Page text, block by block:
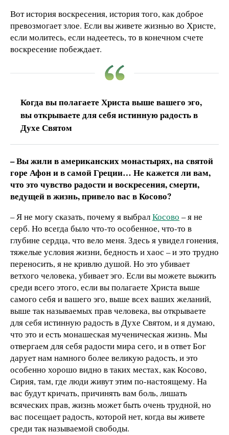
Вот история воскресения, история того, как доброе
превозмогает злое. Если вы живете жизнью во Христе,
если молитесь, если надеетесь, то в конечном счете
воскресение побеждает.
Когда вы полагаете Христа выше вашего эго,
вы открываете для себя истинную радость в
Духе Святом
– Вы жили в американских монастырях, на святой
горе Афон и в самой Греции… Не кажется ли вам,
что это чувство радости и воскресения, смерти,
ведущей в жизнь, привело вас в Косово?
– Я не могу сказать, почему я выбралКосово – я не
серб. Но всегда было что-то особенное, что-то в
глубине сердца, что вело меня. Здесь я увидел гонения,
тяжелые условия жизни, бедность и хаос – и это трудно
переносить, я не кривлю душой. Но это убивает
ветхого человека, убивает эго. Если вы можете выжить
среди всего этого, если вы полагаете Христа выше
самого себя и вашего эго, выше всех ваших желаний,
выше так называемых прав человека, вы открываете
для себя истинную радость в Духе Святом, и я думаю,
что это и есть монашеская мученическая жизнь. Мы
отвергаем для себя радости мира сего, и в ответ Бог
дарует нам намного более великую радость, и это
особенно хорошо видно в таких местах, как Косово,
Сирия, там, где люди живут этим по-настоящему. На
вас будут кричать, причинять вам боль, лишать
всяческих прав, жизнь может быть очень трудной, но
вас посещает радость, которой нет, когда вы живете
среди так называемой свободы.